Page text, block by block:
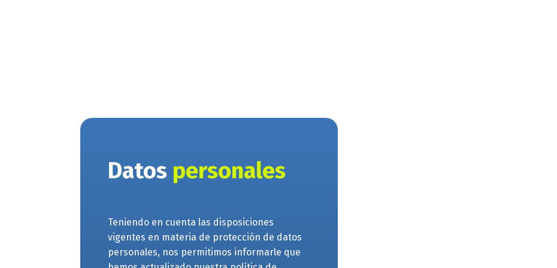
Datos personales
Teniendo en cuenta las disposiciones
vigentes en materia de protección de datos
personales, nos permitimos informarle que